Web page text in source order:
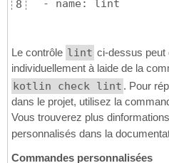
8
  - name: lint
Le contrôle lint ci-dessus peut
individuellement à laide de la
kotlin check lint . Pour
dans le projet, utilisez la
Vous trouverez plus
personnalisés dans la
Commandes personnalisées